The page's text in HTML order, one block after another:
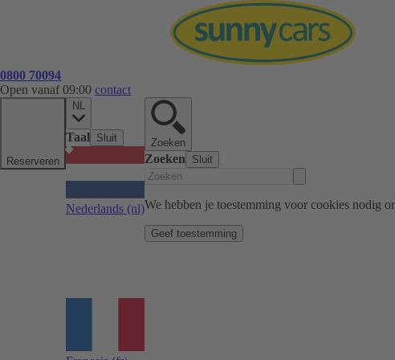
0800 70094
Open vanaf 09:00 contact
Reserveren
NL
Taal Sluit
Nederlands (nl)
Zoeken
Zoeken Sluit
We hebben je toestemming voor cookies nodig
Geef toestemming